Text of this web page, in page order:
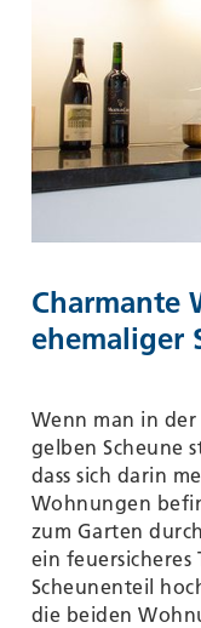
Charmante
ehemaliger
Wenn man in der
gelben Scheune
dass sich darin
Wohnungen
zum Garten
ein feuersicheres
Scheunenteil
die beiden